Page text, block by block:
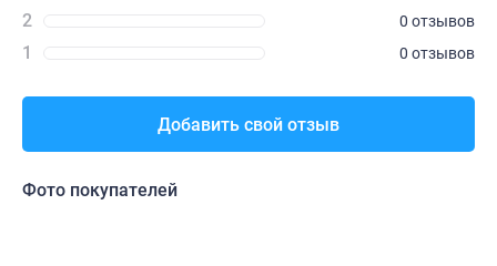
2 0 отзывов
1 0 отзывов
Добавить свой отзыв
Фото покупателей